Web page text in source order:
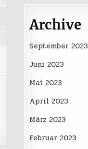
Archive
September 2023
Juni 2023
Mai 2023
April 2023
März 2023
Februar 2023